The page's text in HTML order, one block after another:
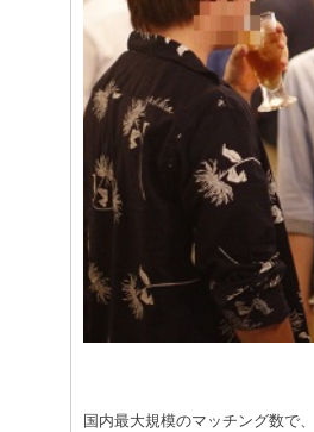
国内最大規模のマッチング数で、